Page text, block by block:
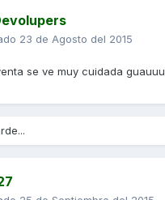
23 de Agosto del 2015
se ve muy cuidada guauuu_